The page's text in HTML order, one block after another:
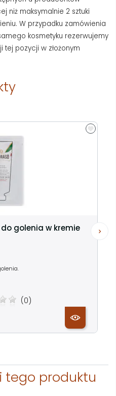
niż maksymalnie 2 sztuki
W przypadku zamówienia
kosmetyku rezerwujemy
pozycji w złożonym
do golenia w kremie
(0)
tego produktu